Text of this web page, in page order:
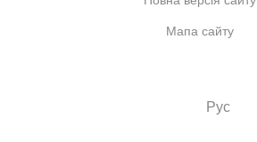
Мапа сайту
Рус